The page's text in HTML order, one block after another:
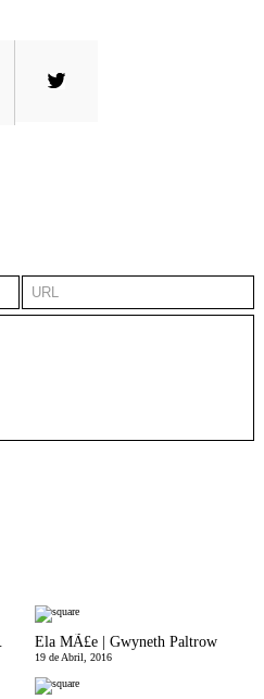
Ela MÃ£e | Gwyneth Paltrow
19 de Abril, 2016